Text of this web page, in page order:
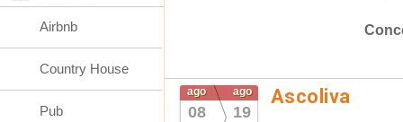
ago
08
ago
19
Ascoliva
Airbnb
Country House
Pub